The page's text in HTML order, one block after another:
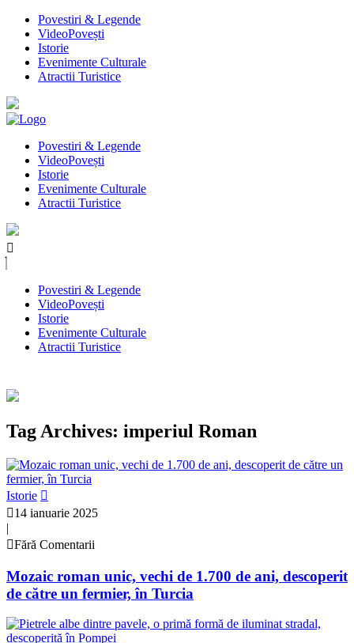
Povestiri & Legende
VideoPovești
Istorie
Evenimente Culturale
Atractii Turistice
Povestiri & Legende
VideoPovești
Istorie
Evenimente Culturale
Atractii Turistice
Povestiri & Legende
VideoPovești
Istorie
Evenimente Culturale
Atractii Turistice
Tag Archives: imperiul Roman
Istorie
14 ianuarie 2025
|
Fără Comentarii
Mozaic roman unic, vechi de 1.700 de ani, descoperit
de către un fermier, în Turcia